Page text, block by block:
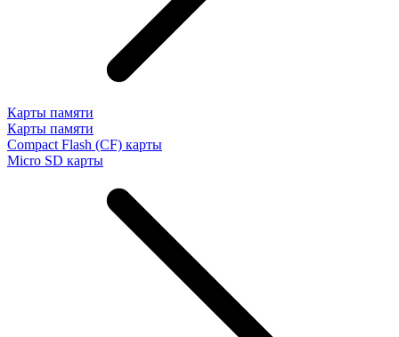
Карты памяти
Карты памяти
Compact Flash (CF) карты
Micro SD карты